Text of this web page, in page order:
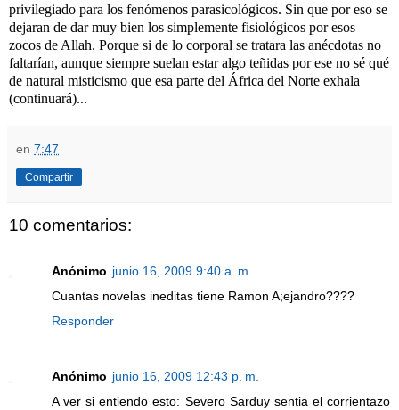
privilegiado para los fenómenos parasicológicos. Sin que por eso se
dejaran de dar muy bien los simplemente fisiológicos por esos
zocos de Allah. Porque si de lo corporal se tratara las anécdotas no
faltarían, aunque siempre suelan estar algo teñidas por ese no sé qué
de natural misticismo que esa parte del África del Norte exhala
(continuará)...
en 7:47
Compartir
10 comentarios:
Anónimo junio 16, 2009 9:40 a. m.
Cuantas novelas ineditas tiene Ramon A;ejandro????
Responder
Anónimo junio 16, 2009 12:43 p. m.
A ver si entiendo esto: Severo Sarduy sentia el corrientazo